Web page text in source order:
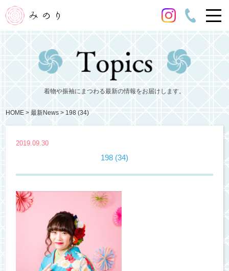
着物や振袖にまつわる最新の情報をお届けします。
HOME 最新News 198 (34)
2019.09.30
198 (34)